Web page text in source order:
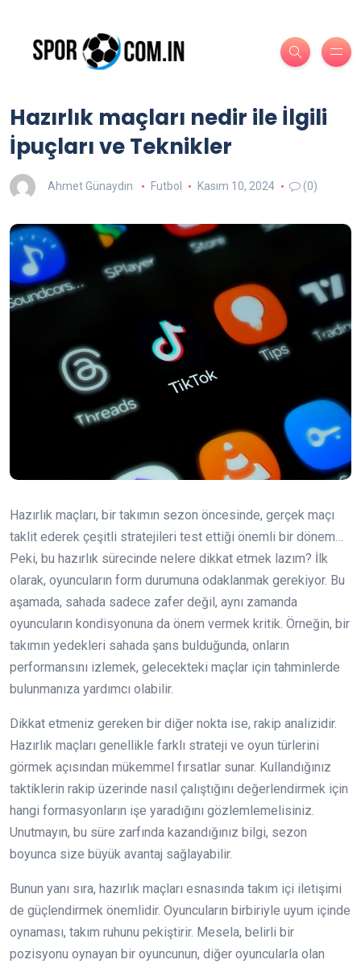
Hazırlık maçları nedir ile İlgili
İpuçları ve Teknikler
Ahmet Günaydın Futbol Kasım 10, 2024 (0)
Hazırlık maçları, bir takımın sezon öncesinde, gerçek maçı
taklit ederek çeşitli stratejileri test ettiği önemli bir dönem…
Peki, bu hazırlık sürecinde nelere dikkat etmek lazım? İlk
olarak, oyuncuların form durumuna odaklanmak gerekiyor. Bu
aşamada, sahada sadece zafer değil, aynı zamanda
oyuncuların kondisyonuna da önem vermek kritik. Örneğin, bir
takımın yedekleri sahada şans bulduğunda, onların
performansını izlemek, gelecekteki maçlar için tahminlerde
bulunmanıza yardımcı olabilir.
Dikkat etmeniz gereken bir diğer nokta ise, rakip analizidir.
Hazırlık maçları genellikle farklı strateji ve oyun türlerini
görmek açısından mükemmel fırsatlar sunar. Kullandığınız
taktiklerin rakip üzerinde nasıl çalıştığını değerlendirmek için
hangi formasyonların işe yaradığını gözlemlemelisiniz.
Unutmayın, bu süre zarfında kazandığınız bilgi, sezon
boyunca size büyük avantaj sağlayabilir.
Bunun yanı sıra, hazırlık maçları esnasında takım içi iletişimi
de güçlendirmek önemlidir. Oyuncuların birbiriyle uyum içinde
oynaması, takım ruhunu pekiştirir. Mesela, belirli bir
pozisyonu oynayan bir oyuncunun, diğer oyuncularla olan